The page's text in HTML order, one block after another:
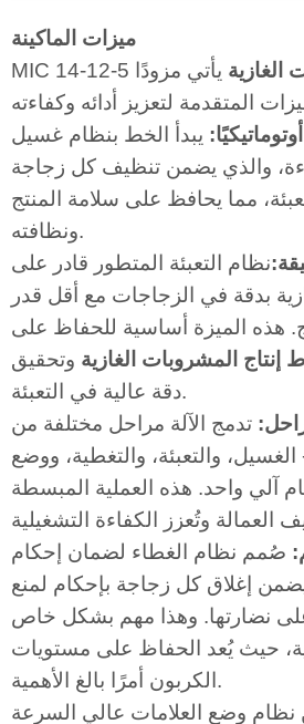
ميزات الماكينة
MIC 14-12-5
الغازية يأتي مزودًا
يبدأ الخط بنظام غسيل
والذي يضمن تنظيف كل زجاجة
مما يحافظ على سلامة المنتج
ونظافته.
نظام التعبئة المتطور قادر على
بدقة في الزجاجات مع أقل قدر
هذه الميزة أساسية للحفاظ على
المشروبات الغازية وتحقيق
دقة عالية في التعبئة.
تدمج الآلة مراحل مختلفة من
الغسيل، والتعبئة، والتغطية، ووضع
آلي واحد. هذه العملية المبسطة
صُمم نظام الغطاء لضمان إحكام
يضمن إغلاق كل زجاجة بإحكام لمنع
نضارتها. وهذا مهم بشكل خاص
حيث يُعد الحفاظ على مستويات
الكربون أمرًا بالغ الأهمية.
وضع العلامات عالي السرعة